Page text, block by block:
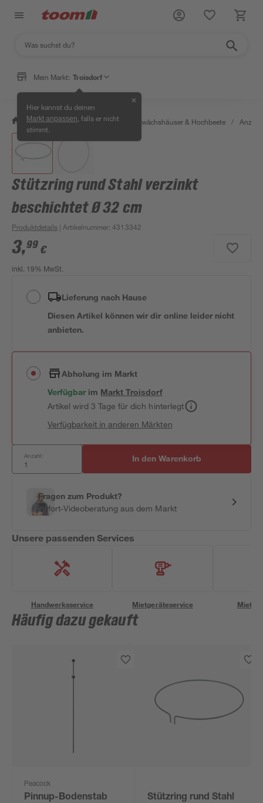
Mein Markt: Troisdorf
Hier kannst du deinen
Markt anpassen , falls er nicht
stimmt.
✕
/ Garten & Freizeit / Anzucht, Gewächshäuser & Hochbeete /
Stützring rund Stahl verzinkt
beschichtet Ø 32 cm
Produktdetails | Artikelnummer:4313342
3,99 €
inkl. 19% MwSt.
Lieferung nach Hause
Diesen Artikel können wir dir online leider nicht
anbieten.
Abholung im Markt
Verfügbar im MarktTroisdorf
Artikel wird 3 Tage für dich hinterlegt
Verfügbarkeit in anderen Märkten
Anzahl: In den Warenkorb
Fragen zum Produkt?
Sofort-Videoberatung aus dem Markt
Unsere passenden Services
Handwerksservice Mietgeräteservice
Häufig dazu gekauft
Peacock
Pinnup-Bodenstab
Stützring rund Stahl